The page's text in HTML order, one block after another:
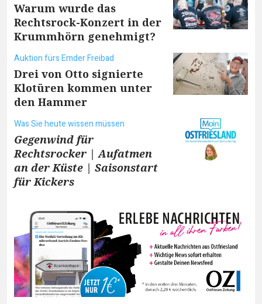
Warum wurde das
Rechtsrock-Konzert in der
Krummhörn genehmigt?
Auktion fürs Emder Freibad
Drei von Otto signierte
Klotüren kommen unter
den Hammer
Was Sie heute wissen müssen
Gegenwind für
Rechtsrocker | Aufatmen
an der Küste | Saisonstart
für Kickers